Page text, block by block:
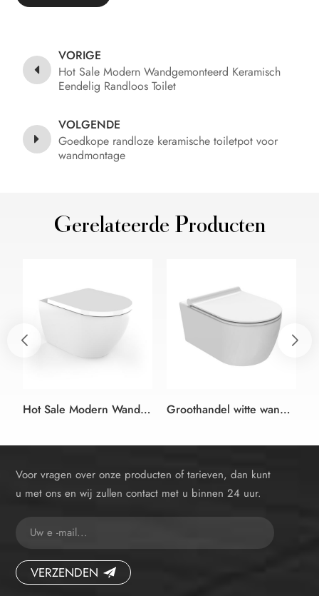
VORIGE
Hot Sale Modern Wandgemonteerd Keramisch
Eendelig Randloos Toilet
VOLGENDE
Goedkope randloze keramische toiletpot voor
wandmontage
Gerelateerde Producten
Hot Sale Modern Wandgemonteerd Keramisch Eendelig Randloos Toilet Groothandel witte wandhangende, langwerpige toiletpotten
Voor vragen over onze producten of tarieven, dan kunt
u met ons en wij zullen contact met u binnen 24 uur.
VERZENDEN